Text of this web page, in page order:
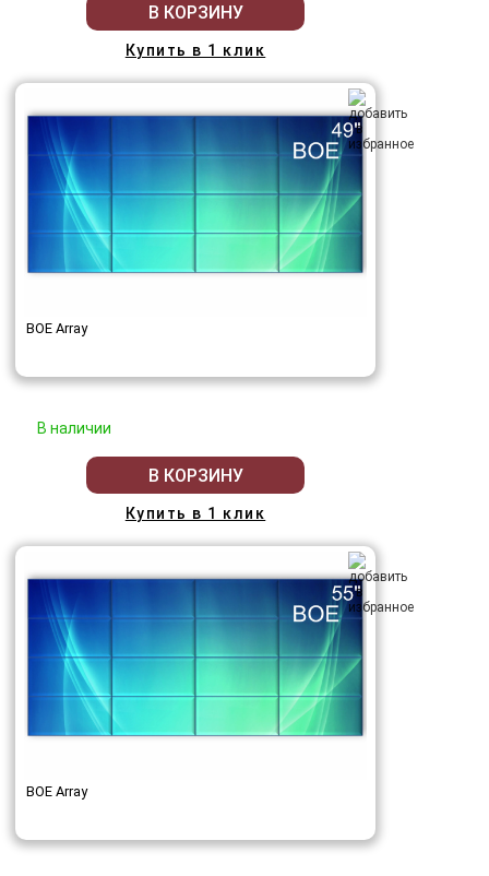
В КОРЗИНУ
Купить в 1 клик
BOE Array
В наличии
В КОРЗИНУ
Купить в 1 клик
BOE Array